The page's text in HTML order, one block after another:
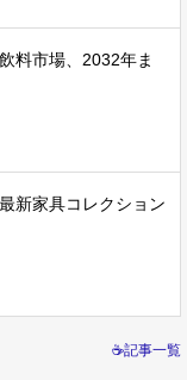
料市場、2032年ま
新家具コレクション
☕記事一覧